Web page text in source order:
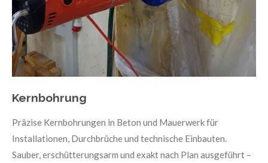
Kernbohrung
Präzise Kernbohrungen in Beton und Mauerwerk für
Installationen, Durchbrüche und technische Einbauten.
Sauber, erschütterungsarm und exakt nach Plan ausgeführt –